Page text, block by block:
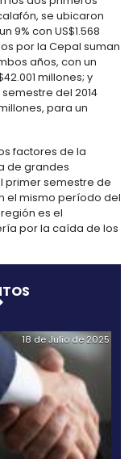
Latina y El
un
ubicarse en
del año. En
en 15 países de
23% durante el
(Cepal).
lideran los dos
el escalafón, se
un 9% con
por la
de ambos años,
de US$42.001
millones,
entre los factores
ausencia de
el primer
en el mismo
de la región es el
en minería por la